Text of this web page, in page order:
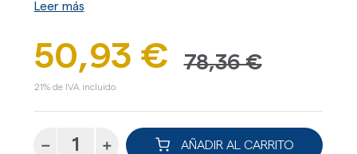
Leer más
50,93 € 78,36 €
21% de IVA incluido.
AÑADIR AL CARRITO